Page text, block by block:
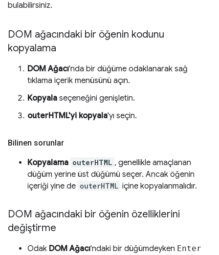
bulabilirsiniz.
DOM ağacındaki bir öğenin kodunu
kopyalama
DOM Ağacı'nda bir düğüme odaklanarak sağ
tıklama içerik menüsünü açın.
Kopyala seçeneğini genişletin.
outerHTML'yi kopyala'yı seçin.
Bilinen sorunlar
Kopyalama outerHTML , genellikle amaçlanan
düğüm yerine üst düğümü seçer. Ancak öğenin
içeriği yine de outerHTML içine kopyalanmalıdır.
DOM ağacındaki bir öğenin özelliklerini
değiştirme
Odak DOM Ağacı'ndaki bir düğümdeyken Enter